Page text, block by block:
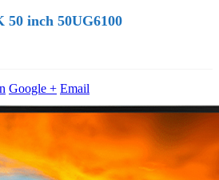
inch 50UG6100
Google + Email